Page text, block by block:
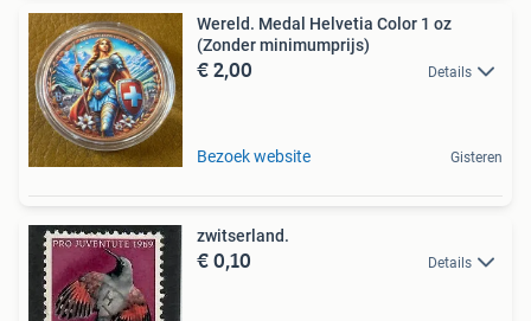
Wereld. Medal Helvetia Color 1 oz
(Zonder minimumprijs)
€ 2,00 Details
Bezoek website Gisteren
zwitserland.
€ 0,10 Details